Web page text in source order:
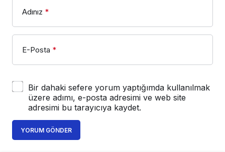
Adınız *
E-Posta *
Bir dahaki sefere yorum yaptığımda kullanılmak
üzere adımı, e-posta adresimi ve web site
adresimi bu tarayıcıya kaydet.
YORUM GÖNDER